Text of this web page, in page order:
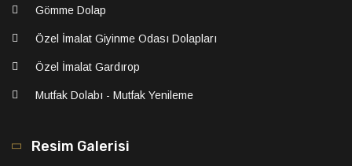
Gömme Dolap
Özel İmalat Giyinme Odası Dolapları
Özel İmalat Gardırop
Mutfak Dolabı - Mutfak Yenileme
Resim Galerisi